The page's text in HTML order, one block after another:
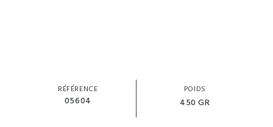
RÉFÉRENCE
05604
POIDS
450 GR